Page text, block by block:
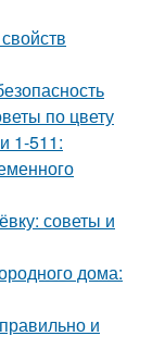
по цвету
1-511:
советы и
дома:
и